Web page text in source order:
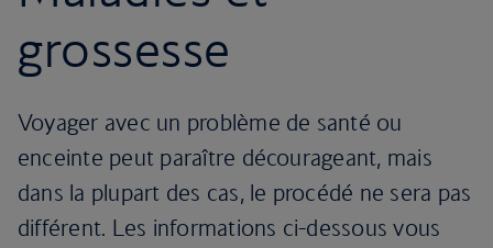
grossesse
Voyager avec un problème de santé ou
enceinte peut paraître décourageant, mais
dans la plupart des cas, le procédé ne sera pas
différent. Les informations ci-dessous vous